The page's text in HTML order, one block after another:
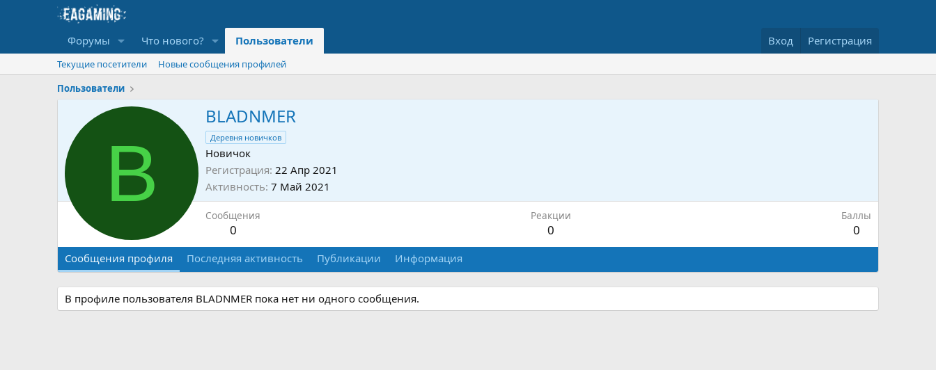
Форумы Что нового? Пользователи Вход Регистрация
Текущие посетители
Новые сообщения профилей
Пользователи
B
BLADNMER
Деревня новичков
Новичок
Регистрация 22 Апр 2021
Активность 7 Май 2021
Сообщения
0
Реакции
0
Баллы
0
Сообщения профиля Последняя активность Публикации Информация
В профиле пользователя BLADNMER пока нет ни одного сообщения.